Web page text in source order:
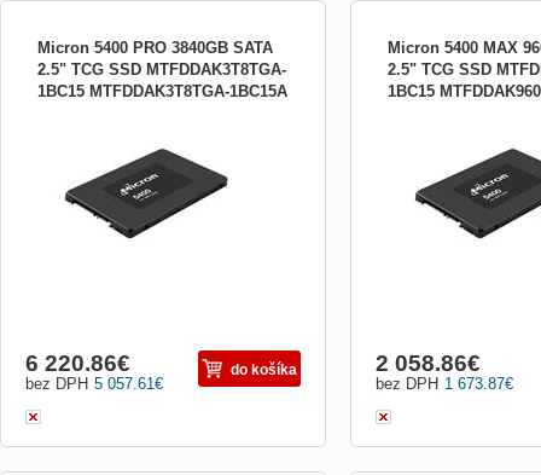
Micron 5400 PRO 3840GB SATA
2.5" TCG SSD MTFDDAK3T8TGA-
1BC15 MTFDDAK3T8TGA-1BC15A
5 057.61€
bez DPH
6 220.86€ do košíka
Micron 5400 MAX
2.5" TCG SSD
1BC15
1 673.87€
bez DPH
2 058.86€